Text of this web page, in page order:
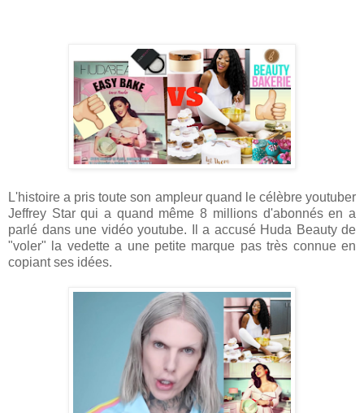
L'histoire a pris toute son ampleur quand le célèbre youtuber
Jeffrey Star qui a quand même 8 millions d'abonnés en a
parlé dans une vidéo youtube. Il a accusé Huda Beauty de
"voler" la vedette a une petite marque pas très connue en
copiant ses idées.